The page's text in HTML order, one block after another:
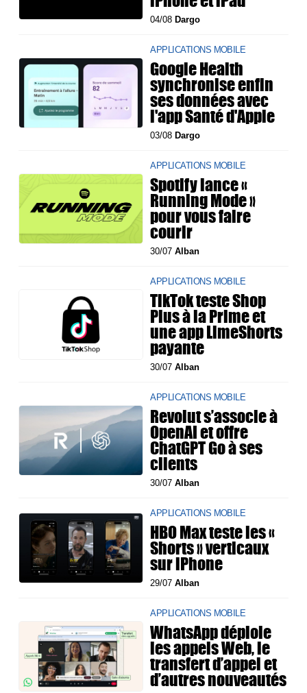
04/08 Dargo
APPLICATIONS MOBILE
Google Health
synchronise enfin
ses données avec
l'app Santé d'Apple
03/08 Dargo
APPLICATIONS MOBILE
Spotify lance «
Running Mode »
pour vous faire
courir
30/07Alban
APPLICATIONS MOBILE
TikTok teste Shop
Plus à la Prime et
une app LimeShorts
payante
30/07Alban
APPLICATIONS MOBILE
Revolut s’associe à
OpenAI et offre
ChatGPT Go à ses
clients
30/07Alban
APPLICATIONS MOBILE
HBO Max teste les «
Shorts » verticaux
sur iPhone
29/07Alban
APPLICATIONS MOBILE
WhatsApp déploie
les appels Web, le
transfert d’appel et
d’autres nouveautés